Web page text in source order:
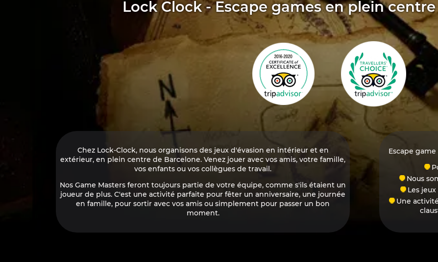
Lock Clock - Escape games en plein
Chez Lock-Clock, nous organisons des jeux d'évasion en intérieur et en
extérieur, en plein centre de Barcelone. Venez jouer avec vos amis, votre famille,
vos enfants ou vos collègues de travail.
Nos Game Masters feront toujours partie de votre équipe, comme s'ils étaient un
joueur de plus. C'est une activité parfaite pour fêter un anniversaire, une journée
en famille, pour sortir avec vos amis ou simplement pour passer un bon
moment.
Escape
Nous
Les
Une